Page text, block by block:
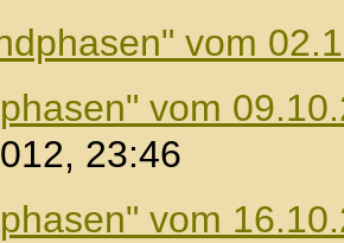
vom
vom
23:46
vom